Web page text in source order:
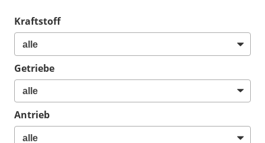
Kraftstoff
Getriebe
Antrieb